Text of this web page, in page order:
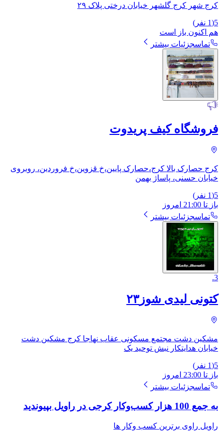
کرج شهر کرج گلشهر خیابان درختی پلاک ۲۹
5
(
1 نفر)
هم اکنون باز است
تماسجزئیات بیشتر
فروشگاه کیف پریدوت
کرج حصارک بالا کرج،حصارک پایین،خ قزوین،خ فروردین، روبروی
خیابان حسنی، پاساژ بهمن
5
(
1 نفر)
باز تا 21:00 امروز
تماسجزئیات بیشتر
3
.
کتونی لیدی شوز۲۳
مشکین دشت مجتمع مسکونی عقاب نهاجا کرج مشکین دشت
خیابان هدایتکار نبش توحید یک
5
(
1 نفر)
باز تا 23:00 امروز
تماسجزئیات بیشتر
به جمع 100 هزار کسب‌وکار کرجی در راویل بپیوندید
راویل راوی برترین کسب وکار ها